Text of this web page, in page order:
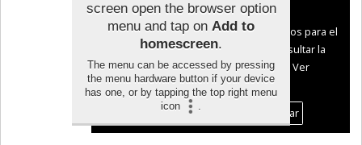
screen open the browser option
menu and tap on Add to
homescreen.
The menu can be accessed by pressing
the menu hardware button if your device
has one, or by tapping the top right menu
icon
.
Aviso sobre el Uso de cookies:
Utilizamos cookies nuestras y de terceros para el
funcionamiento del digital. Puedes consultar la
lista de cookies y como desconectarlas.
Ver
nuestra Política de Privacidad y Cookies
Aceptar Cookies
Personalizar